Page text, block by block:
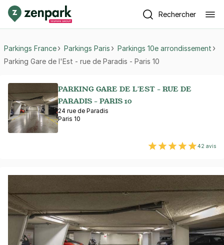
Rechercher
Parkings France Parkings Paris
Parkings 10e arrondissement
Parking Gare de l'Est - rue de Paradis - Paris 10
PARKING GARE DE L'EST - RUE DE
PARADIS - PARIS 10
24 rue de Paradis
Paris 10
42 avis